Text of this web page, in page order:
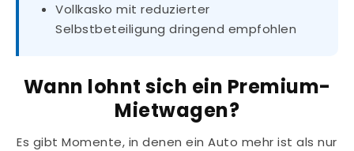
Vollkasko mit reduzierter
Selbstbeteiligung dringend empfohlen
Wann lohnt sich ein Premium-
Mietwagen?
Es gibt Momente, in denen ein Auto mehr ist als nur